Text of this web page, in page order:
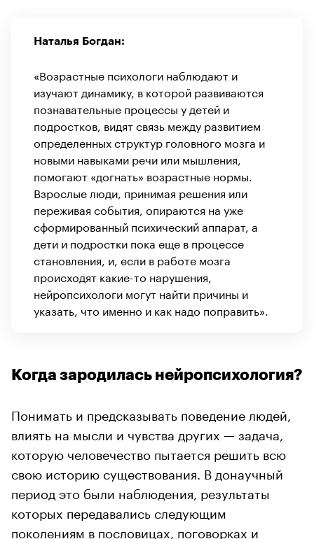
Наталья Богдан:
«Возрастные психологи наблюдают и
изучают динамику, в которой развиваются
познавательные процессы у детей и
подростков, видят связь между развитием
определенных структур головного мозга и
новыми навыками речи или мышления,
помогают «догнать» возрастные нормы.
Взрослые люди, принимая решения или
переживая события, опираются на уже
сформированный психический аппарат, а
дети и подростки пока еще в процессе
становления, и, если в работе мозга
происходят какие-то нарушения,
нейропсихологи могут найти причины и
указать, что именно и как надо поправить».
Когда зародилась нейропсихология?
Понимать и предсказывать поведение людей,
влиять на мысли и чувства других — задача,
которую человечество пытается решить всю
свою историю существования. В донаучный
период это были наблюдения, результаты
которых передавались следующим
поколениям в пословицах, поговорках и